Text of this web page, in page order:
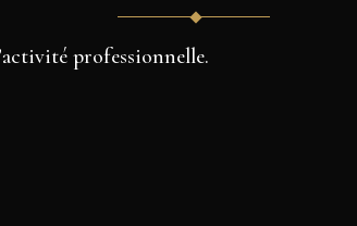
professionnelle.